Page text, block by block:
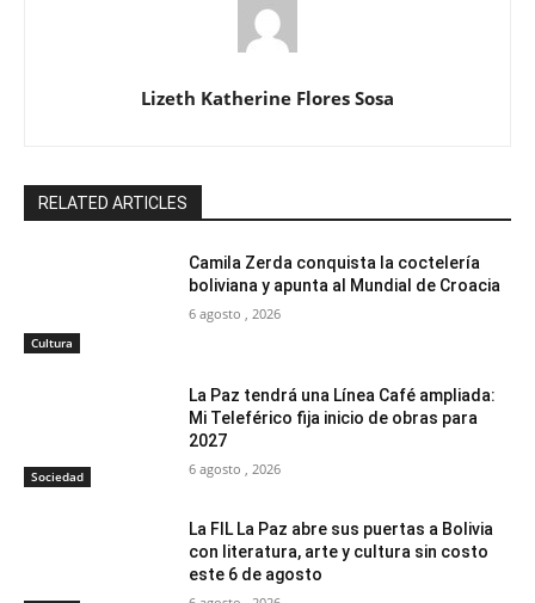
Lizeth Katherine Flores Sosa
RELATED ARTICLES
Cultura
Camila Zerda conquista la coctelería
boliviana y apunta al Mundial de Croacia
6 agosto , 2026
Sociedad
La Paz tendrá una Línea Café ampliada:
Mi Teleférico fija inicio de obras para
2027
6 agosto , 2026
La FIL La Paz abre sus puertas a Bolivia
con literatura, arte y cultura sin costo
este 6 de agosto